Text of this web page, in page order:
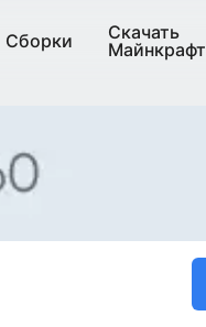
Сборки
Скачать
Майнкрафт